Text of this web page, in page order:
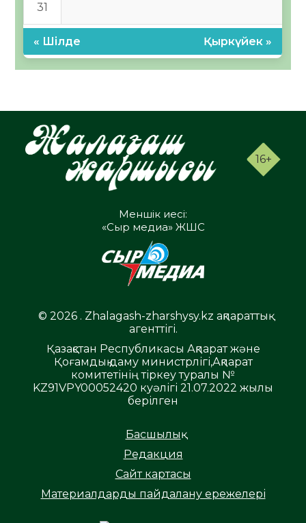
31
« Шілде Қыркүйек »
16+
Меншік иесі:
«Сыр медиа» ЖШС
© 2026 . Zhalagash-zharshysy.kz ақпараттық
агенттігі.
Қазақстан Республикасы Ақпарат және
Қоғамдық даму министрлігі,Ақпарат
комитетінің тіркеу туралы №
KZ91VPY00052420 куәлігі 21.07.2022 жылы
берілген
Басшылық
Редакция
Сайт картасы
Материалдарды пайдалану ережелері